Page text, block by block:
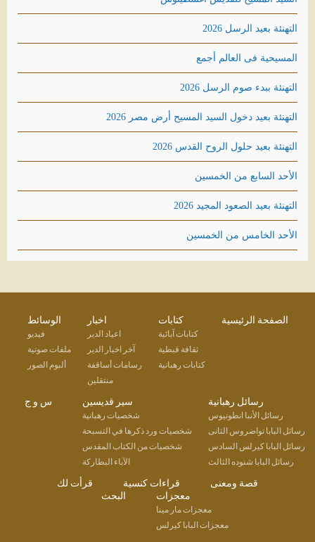
التهنئة بعيد الرسل 2026
المسيحية فى العالم أجمع
التهنئة ببدء صوم الرسل 2026
التهنئة بعيد دخول السيد المسيح أرض مصر 2026
التهنئة بعيد حلول الروح القدس 2026
الأحد السابع من الخمسين
التهنئة بعيد الصعود المجيد 2026
الأحد الخامس من الخمسين
الصفحة الرئيسية كتابات
كتابات آبائية
ثقافة قبطية
كتابات رهبانية
اخبار
اعياد الدير
آخر اخبار الدير
رسامات أساقفة
منتقلين
الوسائط
فيديو
ملفات صوتية
ألبوم الصور
رسائل رهبانية
رسائل الأنبا انطونيوس
رسائل البابا تواضروس الثانى
رسائل البابا كيرلس السادس
رسائل البابا شنوده الثالث
سير قديسين
شخصيات رهبانية
شخصيات ورد ذكرها في التسبحة
شخصيات من الكتاب المقدس
الآباء البطاركة
س و ج
قصة ومعنى قراءات كنسية
قرأت لك
معجزات
معجزات مار مينا
معجزات البابا كيرلس
البحث